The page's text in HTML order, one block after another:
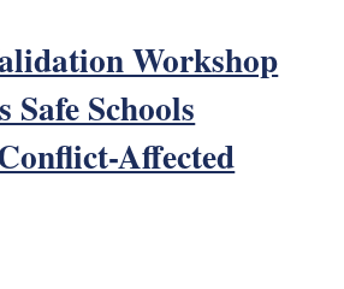
Workshop
Safe Schools
Affected